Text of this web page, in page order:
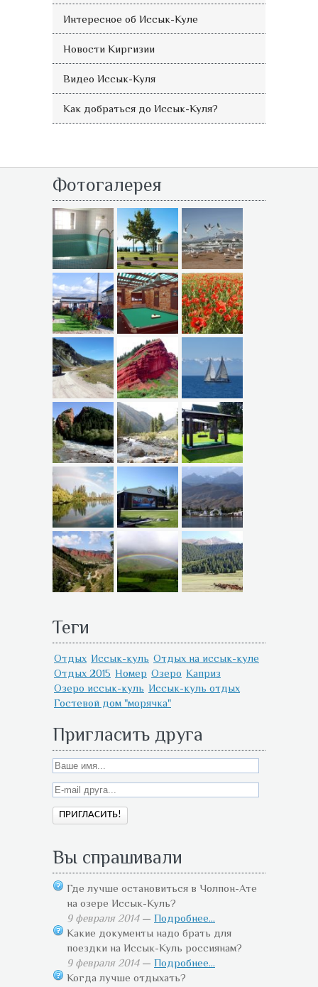
Интересное об Иссык-Куле
Новости Киргизии
Видео Иссык-Куля
Как добраться до Иссык-Куля?
Фотогалерея
Теги
Отдых Иссык-куль Отдых на иссык-куле
Отдых 2015 Номер Озеро Каприз
Озеро иссык-куль Иссык-куль отдых
Гостевой дом "морячка"
Пригласить друга
Вы спрашивали
Где лучше остановиться в Чолпон-Ате
на озере Иссык-Куль?
9 февраля 2014— Подробнее...
Какие документы надо брать для
поездки на Иссык-Куль россиянам?
9 февраля 2014— Подробнее...
Когда лучше отдыхать?